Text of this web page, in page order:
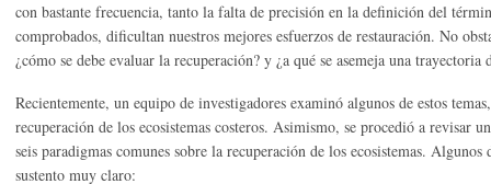
con bastante frecuencia, tanto la falta de precisión en la definición del
comprobados, dificultan nuestros mejores esfuerzos de restauración. No
¿cómo se debe evaluar la recuperación? y ¿a qué se asemeja una trayectoria
Recientemente, un equipo de investigadores examinó algunos de estos
recuperación de los ecosistemas costeros. Asimismo, se procedió a revisar
seis paradigmas comunes sobre la recuperación de los ecosistemas.
sustento muy claro: